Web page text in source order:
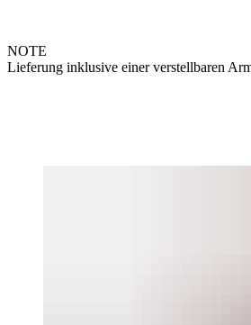
NOTE
Lieferung inklusive einer verstellbaren